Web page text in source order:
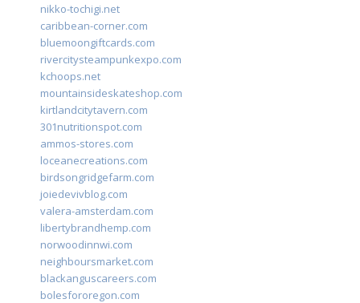
nikko-tochigi.net
caribbean-corner.com
bluemoongiftcards.com
rivercitysteampunkexpo.com
kchoops.net
mountainsideskateshop.com
kirtlandcitytavern.com
301nutritionspot.com
ammos-stores.com
loceanecreations.com
birdsongridgefarm.com
joiedevivblog.com
valera-amsterdam.com
libertybrandhemp.com
norwoodinnwi.com
neighboursmarket.com
blackanguscareers.com
bolesfororegon.com